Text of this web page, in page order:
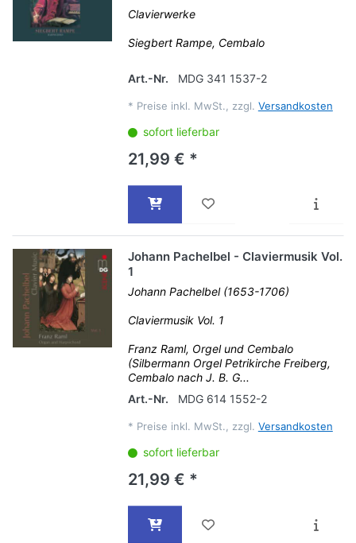
Clavierwerke
Siegbert Rampe, Cembalo
Art.-Nr. MDG 341 1537-2
* Preise inkl. MwSt., zzgl. Versandkosten
sofort lieferbar
21,99 € *
Johann Pachelbel - Claviermusik Vol.
1
Johann Pachelbel (1653-1706)
Claviermusik Vol. 1
Franz Raml, Orgel und Cembalo
(Silbermann Orgel Petrikirche Freiberg,
Cembalo nach J. B. G...
Art.-Nr.
MDG 614 1552-2
* Preise inkl. MwSt., zzgl. Versandkosten
sofort lieferbar
21,99 € *